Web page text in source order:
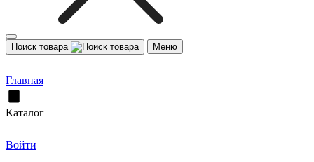
Поиск товара Меню
Главная
Каталог
Войти